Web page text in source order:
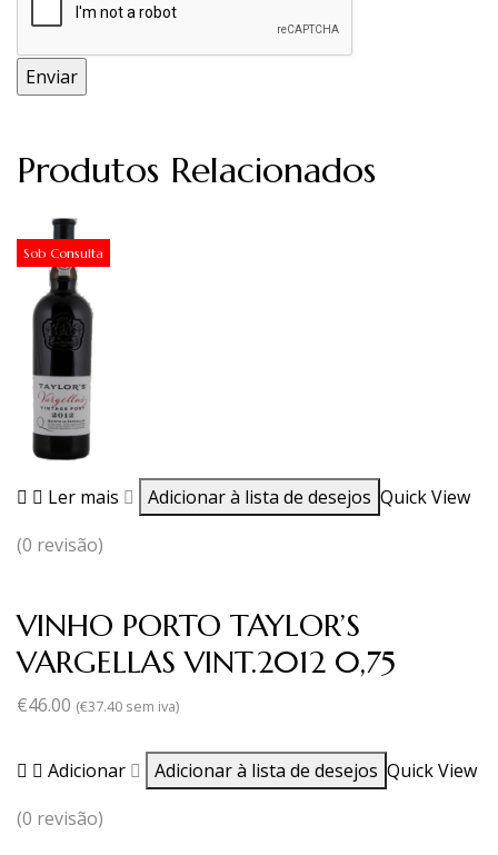
Produtos Relacionados
Sob Consulta
Ler mais Adicionar à lista de desejos Quick View
(0 revisão)
VINHO PORTO TAYLOR’S
VARGELLAS VINT.2012 0,75
€46.00 (€37.40 sem iva)
Adicionar Adicionar à lista de desejos Quick View
(0 revisão)